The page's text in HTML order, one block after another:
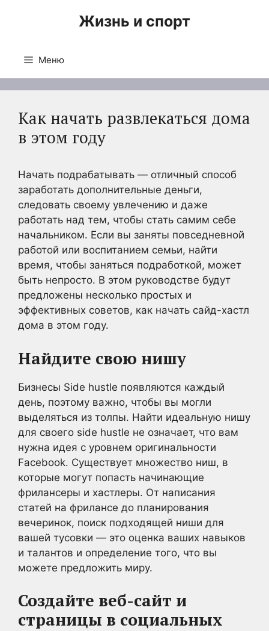
Жизнь и спорт
Меню
Как начать развлекаться дома
в этом году
Начать подрабатывать — отличный способ
заработать дополнительные деньги,
следовать своему увлечению и даже
работать над тем, чтобы стать самим себе
начальником. Если вы заняты повседневной
работой или воспитанием семьи, найти
время, чтобы заняться подработкой, может
быть непросто. В этом руководстве будут
предложены несколько простых и
эффективных советов, как начать сайд-хастл
дома в этом году.
Найдите свою нишу
Бизнесы Side hustle появляются каждый
день, поэтому важно, чтобы вы могли
выделяться из толпы. Найти идеальную нишу
для своего side hustle не означает, что вам
нужна идея с уровнем оригинальности
Facebook. Существует множество ниш, в
которые могут попасть начинающие
фрилансеры и хастлеры. От написания
статей на фрилансе до планирования
вечеринок, поиск подходящей ниши для
вашей тусовки — это оценка ваших навыков
и талантов и определение того, что вы
можете предложить миру.
Создайте веб-сайт и
страницы в социальных